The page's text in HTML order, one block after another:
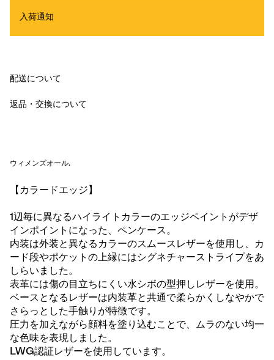
入荷通知
配送について
返品・交換について
ウィメンズオール.
【カラードエッジ】
1辺毎に異なるハイライトカラーのエッジペイントがデザ
インポイントになった、ペンケース。
内装は外装と異なるカラーのスムースレザーを使用し、カ
ード段やポケットの上縁にはシグネチャーストライプをあ
しらいました。
表革には傷の目立ちにくい水シボの型押しレザーを使用。
ベースとなるレザーは内装革と共通で柔らかくしなやかで
さらっとした手触りが特徴です。
圧力を加えながら顔料を塗り込むことで、ムラのない均一
な色味を表現しました。
LWG認証レザーを使用しています。